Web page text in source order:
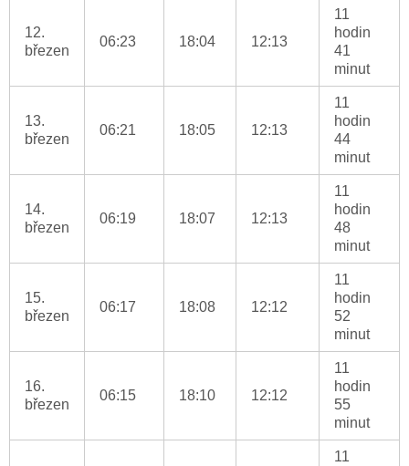
12.
březen
06:23 18:04 12:13
11
hodin
41
minut
13.
březen
06:21 18:05 12:13
11
hodin
44
minut
14.
březen
06:19 18:07 12:13
11
hodin
48
minut
15.
březen
06:17 18:08 12:12
11
hodin
52
minut
16.
březen
06:15 18:10 12:12
11
hodin
55
minut
11